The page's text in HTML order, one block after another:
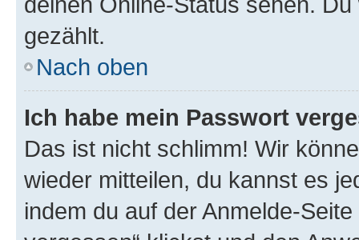
gezählt.
Nach oben
Ich habe mein Passwort
Das ist nicht schlimm! Wir
wieder mitteilen, du kannst es
indem du auf der Anmelde-